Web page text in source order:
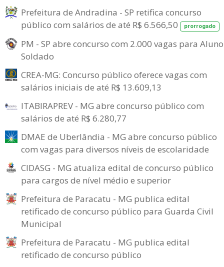
Prefeitura de Andradina - SP retifica concurso
público com salários de até R$ 6.566,50
prorrogado
PM - SP abre concurso com 2.000 vagas para
Soldado
CREA-MG: Concurso público oferece vagas com
salários iniciais de até R$ 13.609,13
ITABIRAPREV - MG abre concurso público com
salários de até R$ 6.280,77
DMAE de Uberlândia - MG abre concurso público
com vagas para diversos níveis de escolaridade
CIDASG - MG atualiza edital de concurso público
para cargos de nível médio e superior
Prefeitura de Paracatu - MG publica edital
retificado de concurso público para Guarda Civil
Municipal
Prefeitura de Paracatu - MG publica edital
retificado de concurso público